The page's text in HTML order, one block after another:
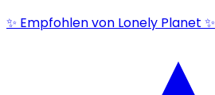
✨ Empfohlen von Lonely Planet ✨